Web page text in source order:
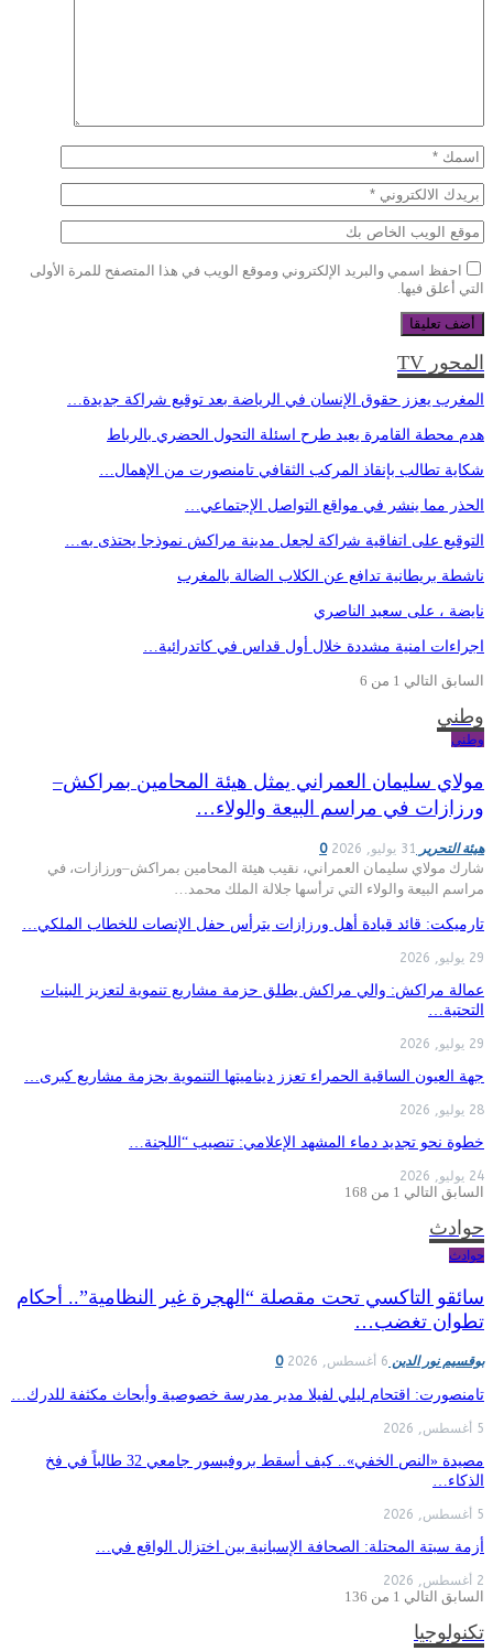
احفظ اسمي والبريد الإلكتروني وموقع الويب في هذا المتصفح للمرة الأولى
التي أعلق فيها.
المحور TV
المغرب يعزز حقوق الإنسان في الرياضة بعد توقيع شراكة جديدة…
هدم محطة القامرة يعيد طرح اسئلة التحول الحضري بالرباط
شكاية تطالب بإنقاذ المركب الثقافي تامنصورت من الإهمال…
الحذر مما ينشر في مواقع التواصل الإجتماعي…
التوقيع على اتفاقية شراكة لجعل مدينة مراكش نموذجا يحتذى به…
ناشطة بريطانية تدافع عن الكلاب الضالة بالمغرب
نايضة ، على سعيد الناصري
اجراءات امنية مشددة خلال أول قداس في كاتدرائية…
السابق التالي 1 من 6
وطني
وطني
مولاي سليمان العمراني يمثل هيئة المحامين بمراكش–
ورزازات في مراسم البيعة والولاء…
هيئة التحرير 31 يوليو, 2026 0
شارك مولاي سليمان العمراني، نقيب هيئة المحامين بمراكش–ورزازات، في
مراسم البيعة والولاء التي ترأسها جلالة الملك محمد…
تارميكت: قائد قيادة أهل ورزازات يترأس حفل الإنصات للخطاب الملكي…
29 يوليو, 2026
عمالة مراكش: والي مراكش يطلق حزمة مشاريع تنموية لتعزيز البنيات
التحتية…
29 يوليو, 2026
جهة العيون الساقية الحمراء تعزز ديناميتها التنموية بحزمة مشاريع كبرى…
28 يوليو, 2026
​خطوة نحو تجديد دماء المشهد الإعلامي: تنصيب “اللجنة…
24 يوليو, 2026
السابق التالي 1 من 168
حوادث
حوادث
سائقو التاكسي تحت مقصلة “الهجرة غير النظامية”.. أحكام
تطوان تغضب…
بوقسيم نور الدين 6 أغسطس, 2026 0
تامنصورت: اقتحام ليلي لفيلا مدير مدرسة خصوصية وأبحاث مكثفة للدرك…
5 أغسطس, 2026
مصيدة «النص الخفي».. كيف أسقط بروفيسور جامعي 32 طالباً في فخ
الذكاء…
5 أغسطس, 2026
أزمة سبتة المحتلة: الصحافة الإسبانية بين اختزال الواقع في…
2 أغسطس, 2026
السابق التالي 1 من 136
تكنولوجيا